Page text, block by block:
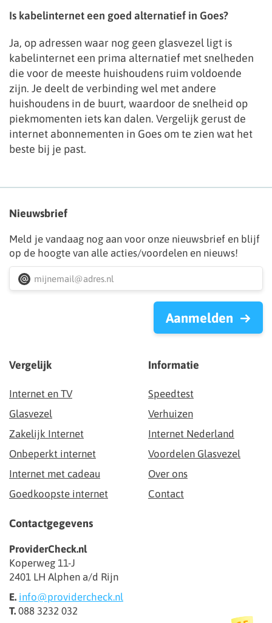
Is kabelinternet een goed alternatief in Goes?
Ja, op adressen waar nog geen glasvezel ligt is
kabelinternet een prima alternatief met snelheden
die voor de meeste huishoudens ruim voldoende
zijn. Je deelt de verbinding wel met andere
huishoudens in de buurt, waardoor de snelheid op
piekmomenten iets kan dalen. Vergelijk gerust de
internet abonnementen in Goes om te zien wat het
beste bij je past.
Nieuwsbrief
Meld je vandaag nog aan voor onze nieuwsbrief en blijf
op de hoogte van alle acties/voordelen en nieuws!
Aanmelden
Contactgegevens
ProviderCheck.nl
Koperweg 11-J
2401 LH Alphen a/d Rijn
E. info@providercheck.nl
T. 088 3232 032
Vergelijk
Internet en TV
Glasvezel
Zakelijk Internet
Onbeperkt internet
Internet met cadeau
Goedkoopste internet
Informatie
Speedtest
Verhuizen
Internet Nederland
Voordelen Glasvezel
Over ons
Contact